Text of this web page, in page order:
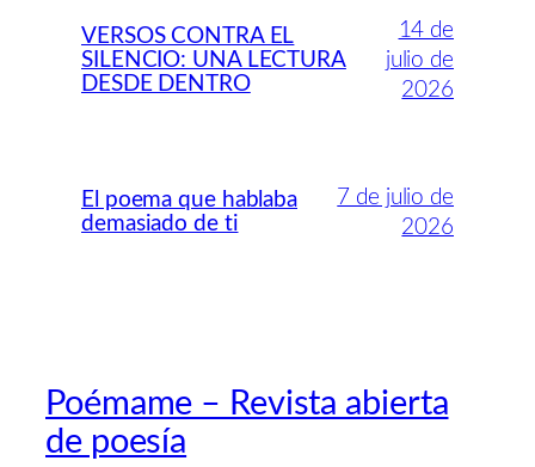
VERSOS CONTRA EL
SILENCIO: UNA LECTURA
DESDE DENTRO
14 de
julio de
2026
El poema que hablaba
demasiado de ti
7 de julio de
2026
Poémame – Revista abierta
de poesía